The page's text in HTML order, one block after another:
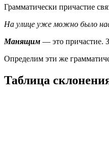
Грамматически причастие
На улице уже можно было
Манящим — это причастие.
Определим эти же
Таблица